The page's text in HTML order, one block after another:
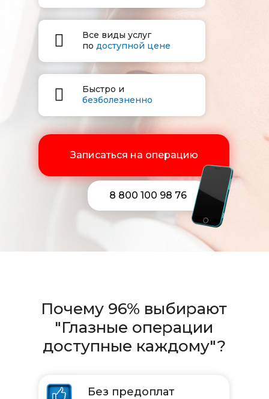
Записаться на операцию
Все виды услуг
по доступной цене
Быстро и
безболезненно
8 800 100 98 76
Почему 96% выбирают
"Глазные операции
доступные каждому"?
Без предоплат